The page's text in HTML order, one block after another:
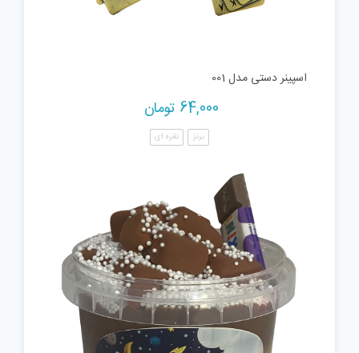
اسپینر دستی مدل 001
64,000 تومان
برنز نقره ای